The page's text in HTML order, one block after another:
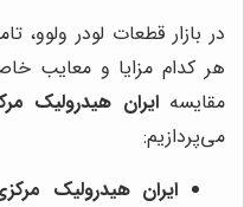
در بازار قطعات لودر ولوو،
هر کدام مزایا و معایب
مقایسهایران هیدرولیک
می‌پردازیم:
ایران هیدرولیک